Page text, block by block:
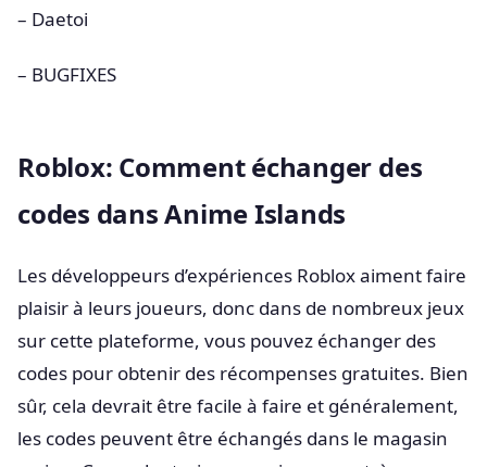
– Daetoi
– BUGFIXES
Roblox: Comment échanger des
codes dans Anime Islands
Les développeurs d’expériences Roblox aiment faire
plaisir à leurs joueurs, donc dans de nombreux jeux
sur cette plateforme, vous pouvez échanger des
codes pour obtenir des récompenses gratuites. Bien
sûr, cela devrait être facile à faire et généralement,
les codes peuvent être échangés dans le magasin